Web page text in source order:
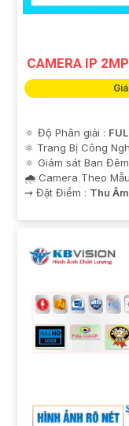
CAMERA IP
🔅 Độ Phân giải :
⚛️ Trang Bị Công
🔅 Giám sát Ban
🌧️ Camera Theo Mẫu
️⇝ Đặt Điểm : Thu